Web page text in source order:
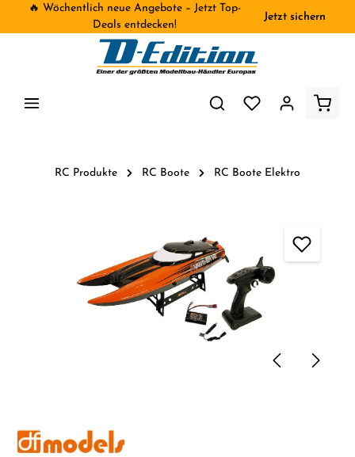
🔥 Wöchentlich neue Angebote – Jetzt Top-
Deals entdecken!
Jetzt sichern
RC Produkte RC Boote RC Boote Elektro